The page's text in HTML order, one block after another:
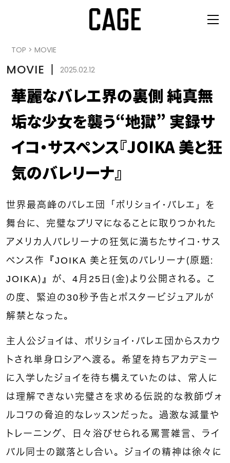
TOP > MOVIE
MOVIE 丨 2025.02.12
華麗なバレエ界の裏側 純真無
垢な少女を襲う“地獄” 実録サ
イコ・サスペンス『JOIKA 美と狂
気のバレリーナ』
世界最高峰のバレエ団「ボリショイ・バレエ」を
舞台に、完璧なプリマになることに取りつかれた
アメリカ人バレリーナの狂気に満ちたサイコ・サス
ペンス作『JOIKA 美と狂気のバレリーナ（原題：
JOIKA）』が、4月25日（金）より公開される。こ
の度、緊迫の30秒予告とポスタービジュアルが
解禁となった。
主人公ジョイは、ボリショイ・バレエ団からスカウ
トされ単身ロシアへ渡る。希望を持ちアカデミー
に入学したジョイを待ち構えていたのは、常人に
は理解できない完璧さを求める伝説的な教師ヴォ
ルコワの脅迫的なレッスンだった。過激な減量や
トレーニング、日々浴びせられる罵詈雑言、ライ
バル同士の蹴落とし合い。ジョイの精神は徐々に